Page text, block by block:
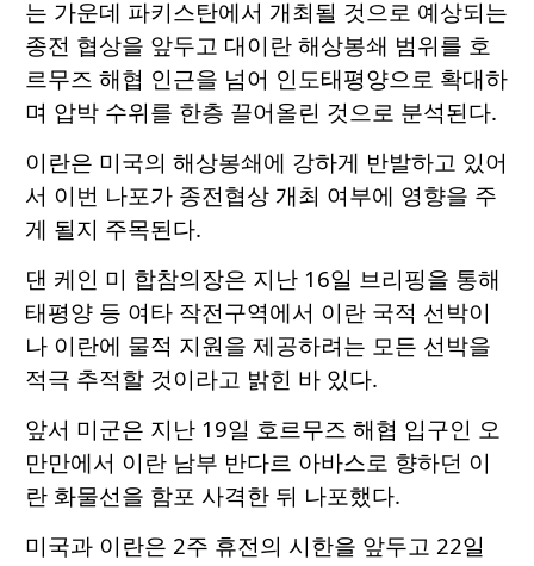
는 가운데 파키스탄에서 개최될 것으로 예상되는
종전 협상을 앞두고 대이란 해상봉쇄 범위를 호
르무즈 해협 인근을 넘어 인도태평양으로 확대하
며 압박 수위를 한층 끌어올린 것으로 분석된다.
이란은 미국의 해상봉쇄에 강하게 반발하고 있어
서 이번 나포가 종전협상 개최 여부에 영향을 주
게 될지 주목된다.
댄 케인 미 합참의장은 지난 16일 브리핑을 통해
태평양 등 여타 작전구역에서 이란 국적 선박이
나 이란에 물적 지원을 제공하려는 모든 선박을
적극 추적할 것이라고 밝힌 바 있다.
앞서 미군은 지난 19일 호르무즈 해협 입구인 오
만만에서 이란 남부 반다르 아바스로 향하던 이
란 화물선을 함포 사격한 뒤 나포했다.
미국과 이란은 2주 휴전의 시한을 앞두고 22일